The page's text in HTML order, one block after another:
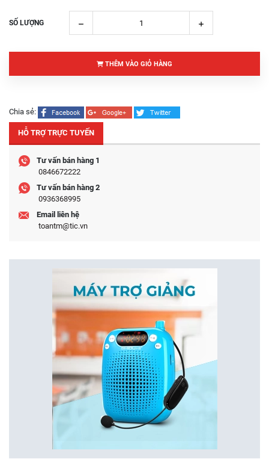
SỐ LƯỢNG
THÊM VÀO GIỎ HÀNG
Chia sẻ:
HỖ TRỢ TRỰC TUYẾN
Tư vấn bán hàng 1
0846672222
Tư vấn bán hàng 2
0936368995
Email liên hệ
toantm@tic.vn